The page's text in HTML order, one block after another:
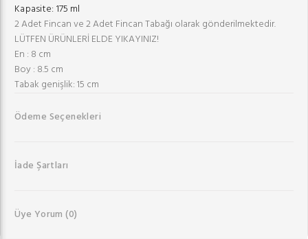
Kapasite: 175 ml
2 Adet Fincan ve 2 Adet Fincan Tabağı olarak gönderilmektedir.
LÜTFEN ÜRÜNLERİ ELDE YIKAYINIZ!
En : 8 cm
Boy : 8.5 cm
Tabak genişlik: 15 cm
Ödeme Seçenekleri
İade Şartları
Üye Yorum(0)